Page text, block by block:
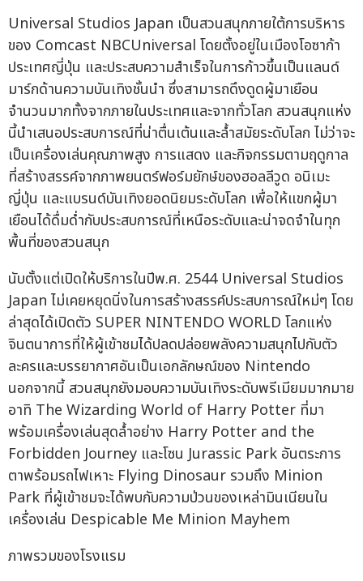
Universal Studios Japan เป็นสวนสนุกภายใต้การบริหาร
ของ Comcast NBCUniversal โดยตั้งอยู่ในเมืองโอซาก้า
ประเทศญี่ปุ่น และประสบความสำเร็จในการก้าวขึ้นเป็นแลนด์
มาร์กด้านความบันเทิงชั้นนำ ซึ่งสามารถดึงดูดผู้มาเยือน
จำนวนมากทั้งจากภายในประเทศและจากทั่วโลก สวนสนุกแห่ง
นี้นำเสนอประสบการณ์ที่น่าตื่นเต้นและล้ำสมัยระดับโลก ไม่ว่าจะ
เป็นเครื่องเล่นคุณภาพสูง การแสดง และกิจกรรมตามฤดูกาล
ที่สร้างสรรค์จากภาพยนตร์ฟอร์มยักษ์ของฮอลลีวูด อนิเมะ
ญี่ปุ่น และแบรนด์บันเทิงยอดนิยมระดับโลก เพื่อให้แขกผู้มา
เยือนได้ดื่มด่ำกับประสบการณ์ที่เหนือระดับและน่าจดจำในทุก
พื้นที่ของสวนสนุก
นับตั้งแต่เปิดให้บริการในปีพ.ศ. 2544 Universal Studios
Japan ไม่เคยหยุดนิ่งในการสร้างสรรค์ประสบการณ์ใหม่ๆ โดย
ล่าสุดได้เปิดตัว SUPER NINTENDO WORLD โลกแห่ง
จินตนาการที่ให้ผู้เข้าชมได้ปลดปล่อยพลังความสนุกไปกับตัว
ละครและบรรยากาศอันเป็นเอกลักษณ์ของ Nintendo
นอกจากนี้ สวนสนุกยังมอบความบันเทิงระดับพรีเมียมมากมาย
อาทิ The Wizarding World of Harry Potter ที่มา
พร้อมเครื่องเล่นสุดล้ำอย่าง Harry Potter and the
Forbidden Journey และโซน Jurassic Park อันตระการ
ตาพร้อมรถไฟเหาะ Flying Dinosaur รวมถึง Minion
Park ที่ผู้เข้าชมจะได้พบกับความป่วนของเหล่ามินเนียนใน
เครื่องเล่น Despicable Me Minion Mayhem
ภาพรวมของโรงแรม